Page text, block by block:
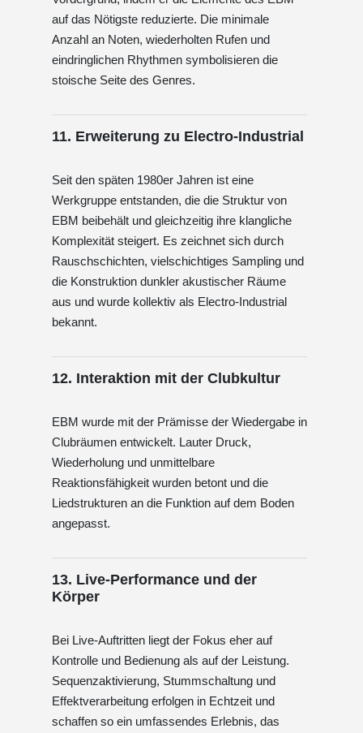
auf das Nötigste reduzierte. Die minimale
Anzahl an Noten, wiederholten Rufen und
eindringlichen Rhythmen symbolisieren die
stoische Seite des Genres.
11. Erweiterung zu Electro-Industrial
Seit den späten 1980er Jahren ist eine
Werkgruppe entstanden, die die Struktur von
EBM beibehält und gleichzeitig ihre klangliche
Komplexität steigert. Es zeichnet sich durch
Rauschschichten, vielschichtiges Sampling und
die Konstruktion dunkler akustischer Räume
aus und wurde kollektiv als Electro-Industrial
bekannt.
12. Interaktion mit der Clubkultur
EBM wurde mit der Prämisse der Wiedergabe in
Clubräumen entwickelt. Lauter Druck,
Wiederholung und unmittelbare
Reaktionsfähigkeit wurden betont und die
Liedstrukturen an die Funktion auf dem Boden
angepasst.
13. Live-Performance und der
Körper
Bei Live-Auftritten liegt der Fokus eher auf
Kontrolle und Bedienung als auf der Leistung.
Sequenzaktivierung, Stummschaltung und
Effektverarbeitung erfolgen in Echtzeit und
schaffen so ein umfassendes Erlebnis, das